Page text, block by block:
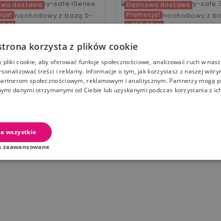
dostawa
zł
Baby-safe iSense
z bazą 0-
grey
zł Cena
1 499,00 zł
Darmowa dostawa
Promocja!
-450,00 zł
Britax Romer Baby-safe 3
fotelik samochodowy z
13kg midnight grey
Cena standardowa
1 899,00 zł Cena
1 449,00 zł
korzysta z plików cookie
pliki cookie, aby oferować funkcje społecznościowe, analizować ruch w
treści i reklamy. Informacje o tym, jak korzystasz z naszej
społecznościowym, reklamowym i analitycznym. Partnerzy mogą
danymi otrzymanymi od Ciebie lub uzyskanymi podczas korzystania z
wszystkie